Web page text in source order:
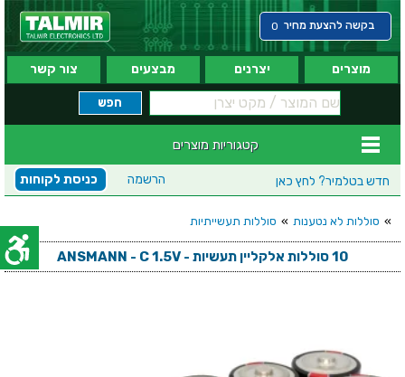
בקשה להצעת מחיר 0
מוצרים יצרנים מבצעים צור קשר
קטגוריות מוצרים
חדש בטלמיר? לחץ כאן כניסת לקוחות הרשמה
» סוללות לא נטענות » סוללות תעשייתיות
10 סוללות אלקליין תעשיות - ANSMANN - C 1.5V